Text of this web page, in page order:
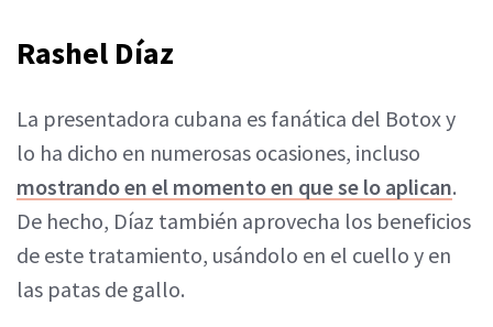
Rashel Díaz
La presentadora cubana es fanática del Botox y
lo ha dicho en numerosas ocasiones, incluso
mostrando en el momento en que se lo aplican.
De hecho, Díaz también aprovecha los beneficios
de este tratamiento, usándolo en el cuello y en
las patas de gallo.